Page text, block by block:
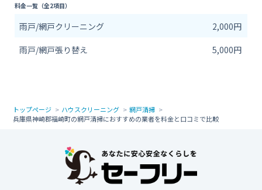
料金一覧（全2項目）
雨戸/網戸クリーニング
2,000円
雨戸/網戸張り替え
5,000円
トップページ ハウスクリーニング
網戸清掃
兵庫県神崎郡福崎町の網戸清掃におすすめの業者を料金と口コミで比較